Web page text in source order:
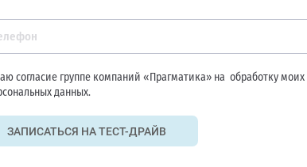
согласие группе компаний «Прагматика» на обработку моих
данных.
ЗАПИСАТЬСЯ НА ТЕСТ-ДРАЙВ